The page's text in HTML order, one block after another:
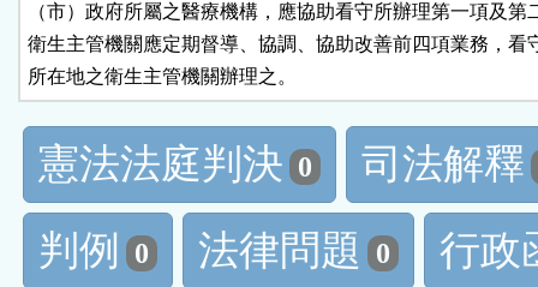
（市）政府所屬之醫療機構，應協助看守所辦理第一項及第
衛生主管機關應定期督導、協調、協助改善前四項業務，看
所在地之衛生主管機關辦理之。
憲法法庭判決 0
司法解釋
判例
0 法律問題 0
行政